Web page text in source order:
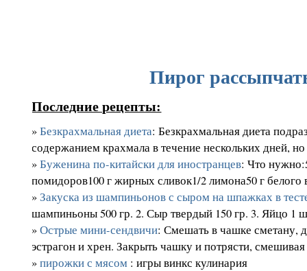
Пирог
Последние рецепты:
»Безкрахмальная диета: Безкрахмальная диета
содержанием крахмала в течение нескольких дней,
»Буженина по-китайски для иностранцев: Что
помидоров100 г жирных сливок1/2 лимона50 г белого
»Закуска из шампиньонов с сыром на шпажках в
шампиньоны 500 гр. 2. Сыр твердый 150 гр. 3. Яйцо 1
»Острые мини-сендвичи: Смешать в чашке сметану,
эстрагон и хрен. Закрыть чашку и потрясти, смешивая
»пирожки с мясом : игры винкс кулинария